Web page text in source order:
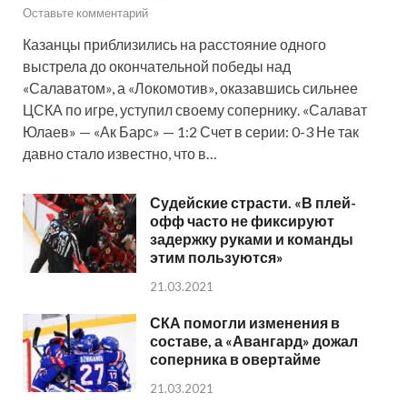
Оставьте комментарий
Казанцы приблизились на расстояние одного
выстрела до окончательной победы над
«Салаватом», а «Локомотив», оказавшись сильнее
ЦСКА по игре, уступил своему сопернику. «Салават
Юлаев» — «Ак Барс» — 1:2 Счет в серии: 0-3 Не так
давно стало известно, что в…
Судейские страсти. «В плей-
офф часто не фиксируют
задержку руками и команды
этим пользуются»
21.03.2021
СКА помогли изменения в
составе, а «Авангард» дожал
соперника в овертайме
21.03.2021